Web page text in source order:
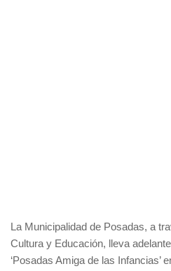
La Municipalidad de Posadas, a
Cultura y Educación, lleva
‘Posadas Amiga de las Infancias’